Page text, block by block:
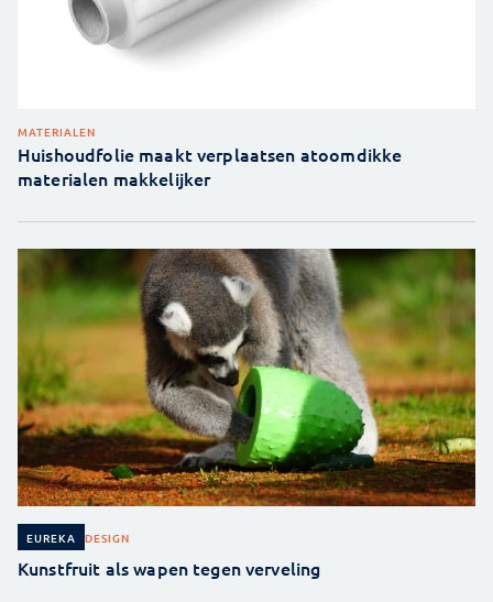
MATERIALEN
Huishoudfolie maakt verplaatsen atoomdikke
materialen makkelijker
EUREKA DESIGN
Kunstfruit als wapen tegen verveling